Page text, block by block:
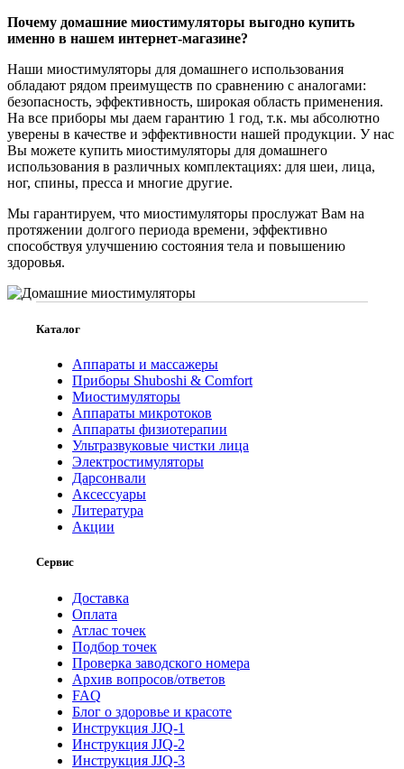
Почему домашние миостимуляторы выгодно купить
именно в нашем интернет-магазине?
Наши миостимуляторы для домашнего использования
обладают рядом преимуществ по сравнению с аналогами:
безопасность, эффективность, широкая область применения.
На все приборы мы даем гарантию 1 год, т.к. мы абсолютно
уверены в качестве и эффективности нашей продукции. У нас
Вы можете купить миостимуляторы для домашнего
использования в различных комплектациях: для шеи, лица,
ног, спины, пресса и многие другие.
Мы гарантируем, что миостимуляторы прослужат Вам на
протяжении долгого периода времени, эффективно
способствуя улучшению состояния тела и повышению
здоровья.
Каталог
Аппараты и массажеры
Приборы Shuboshi & Comfort
Миостимуляторы
Аппараты микротоков
Аппараты физиотерапии
Ультразвуковые чистки лица
Электростимуляторы
Дарсонвали
Аксессуары
Литература
Акции
Сервис
Доставка
Оплата
Атлас точек
Подбор точек
Проверка заводского номера
Архив вопросов/ответов
FAQ
Блог о здоровье и красоте
Инструкция JJQ-1
Инструкция JJQ-2
Инструкция JJQ-3